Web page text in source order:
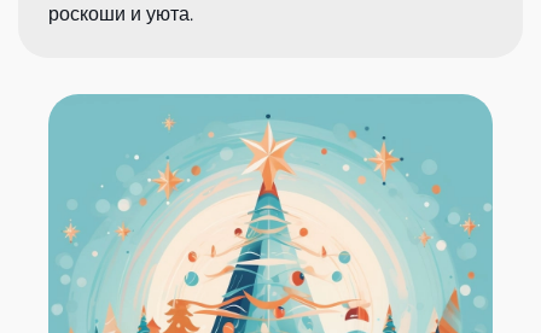
роскоши и уюта.